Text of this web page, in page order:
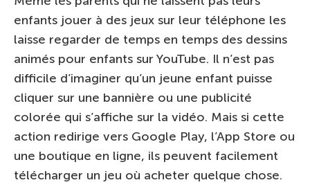
enfants jouer à des jeux sur leur téléphone les
laisse regarder de temps en temps des dessins
animés pour enfants sur YouTube. Il n’est pas
difficile d’imaginer qu’un jeune enfant puisse
cliquer sur une bannière ou une publicité
colorée qui s’affiche sur la vidéo. Mais si cette
action redirige vers Google Play, l’App Store ou
une boutique en ligne, ils peuvent facilement
télécharger un jeu où acheter quelque chose.